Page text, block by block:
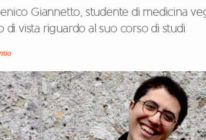
Giannetto, studente di medicina
di vista riguardo al suo corso di studi